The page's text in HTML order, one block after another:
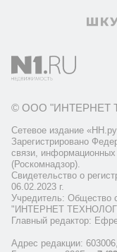
© ООО "ИНТЕРНЕТ
Сетевое издание
Зарегистрировано
связи,
(Роскомнадзор).
Свидетельство о
06.02.2023 г.
Учредитель: Общество
"ИНТЕРНЕТ
Главный редактор:
Адрес редакции: